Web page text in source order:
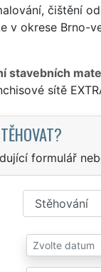
čištění
v okrese Brno-
stavebních
sítě
formulář